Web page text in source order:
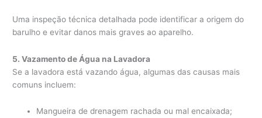
Uma inspeção técnica detalhada pode identificar a origem do
barulho e evitar danos mais graves ao aparelho.
5. Vazamento de Água na Lavadora
Se a lavadora está vazando água, algumas das causas mais
comuns incluem:
Mangueira de drenagem rachada ou mal encaixada;